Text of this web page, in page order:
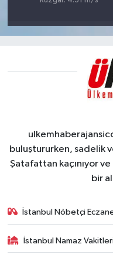
buluştururken, sadelik
Şatafattan kaçınıyor
bir
İstanbul Nöbetçi
İstanbul Namaz